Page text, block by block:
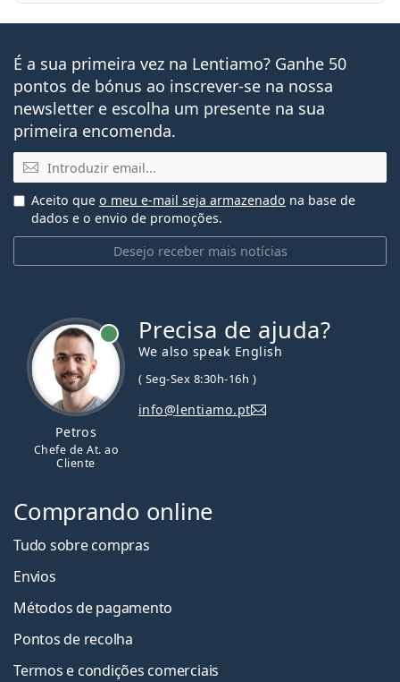
É a sua primeira vez na Lentiamo? Ganhe 50
pontos de bónus ao inscrever-se na nossa
newsletter e escolha um presente na sua
primeira encomenda.
Email
Desejo receber mais notícias
Aceito que o meu e-mail seja armazenado na base de
dados e o envio de promoções.
Petros
Chefe de At. ao
Cliente
Precisa de ajuda?
We also speak English
( Seg-Sex 8:30h-16h )
info@lentiamo.pt
Comprando online
Tudo sobre compras
Envios
Métodos de pagamento
Pontos de recolha
Termos e condições comerciais